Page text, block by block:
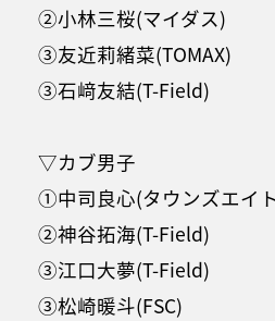
②小林三桜(マイダス)
③友近莉緒菜(TOMAX)
③石﨑友結(T-Field)
▽カブ男子
①中司良心(タウンズエイ
②神谷拓海(T-Field)
③江口大夢(T-Field)
③松崎暖斗(FSC)